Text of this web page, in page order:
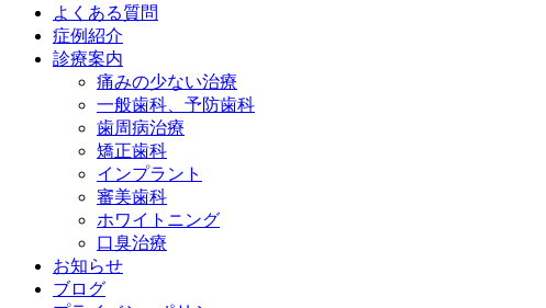
よくある質問
症例紹介
診療案内
痛みの少ない治療
一般歯科、予防歯科
歯周病治療
矯正歯科
インプラント
審美歯科
ホワイトニング
口臭治療
お知らせ
ブログ